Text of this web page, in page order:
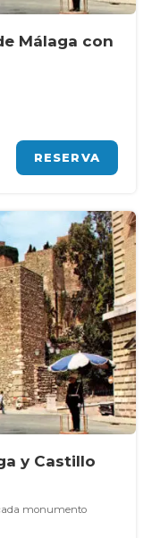
Málaga con
RESERVA
y Castillo
monumento